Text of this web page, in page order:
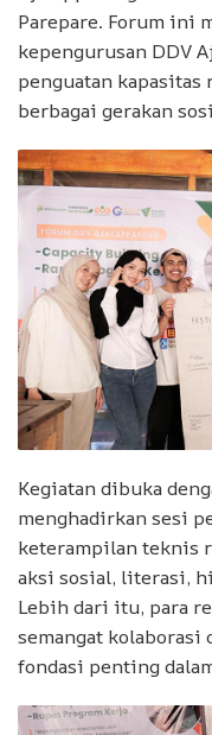
Parepare. Forum ini
kepengurusan DDV
penguatan kapasitas
berbagai gerakan
Kegiatan dibuka
menghadirkan sesi
keterampilan teknis
aksi sosial, literasi,
Lebih dari itu, para
semangat kolaborasi
fondasi penting